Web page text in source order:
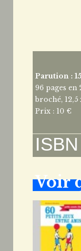
Parution :
96 pages en
broché, 12,5
Prix : 10 €
Voir